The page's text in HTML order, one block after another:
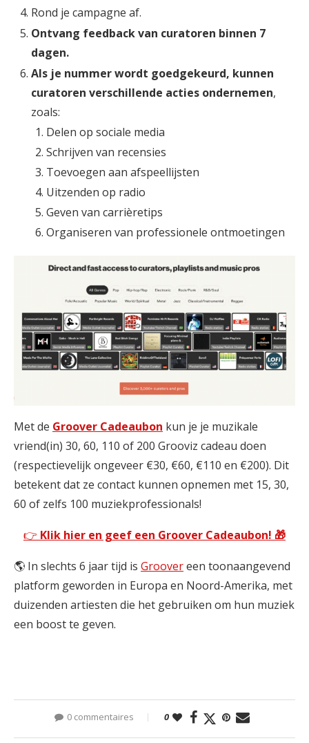
Rond je campagne af.
Ontvang feedback van curatoren binnen 7
dagen.
Als je nummer wordt goedgekeurd, kunnen
curatoren verschillende acties ondernemen,
zoals:
Delen op sociale media
Schrijven van recensies
Toevoegen aan afspeellijsten
Uitzenden op radio
Geven van carrièretips
Organiseren van professionele ontmoetingen
Met de Groover Cadeaubon kun je je muzikale
vriend(in) 30, 60, 110 of 200 Grooviz cadeau doen
(respectievelijk ongeveer €30, €60, €110 en €200). Dit
betekent dat ze contact kunnen opnemen met 15, 30,
60 of zelfs 100 muziekprofessionals!
👉 Klik hier en geef een Groover Cadeaubon! 🎁
🌎 In slechts 6 jaar tijd is Groovereen toonaangevend
platform geworden in Europa en Noord-Amerika, met
duizenden artiesten die het gebruiken om hun muziek
een boost te geven.
0 commentaires 0